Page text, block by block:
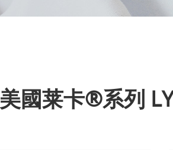
美國莱卡®系列